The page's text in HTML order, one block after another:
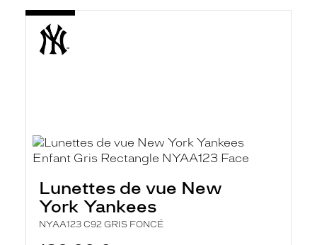
Lunettes de vue New
York Yankees
NYAA123 C92 GRIS FONCÉ